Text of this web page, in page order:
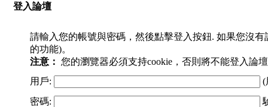
登入論壇
請輸入您的帳號與密碼，然後點擊登入按鈕. 如果您沒
的功能)。
注意： 您的瀏覽器必須支持cookie，否則將不能登入論
用戶:
(
密碼: